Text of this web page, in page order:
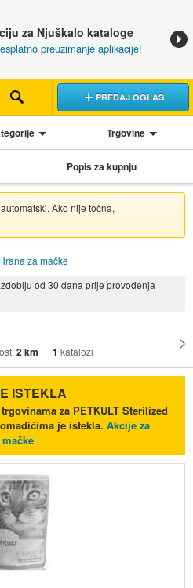
za Njuškalo kataloge
preuzimanje aplikacije!
PREDAJ OGLAS
Trgovine
Popis za kupnju
Ako nije točna,
Hrana za mačke
od 30 dana prije provođenja
2 km 1 katalozi
ISTEKLA
za PETKULT Sterilized
je istekla. Akcije za